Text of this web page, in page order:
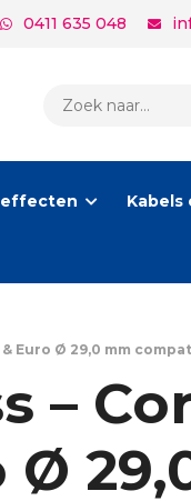
0411 635 048
ZOEKEN
effecten Kabels
Euro Ø 29,0 mm
–
Ø